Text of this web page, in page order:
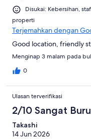
Disukai: Kebersihan,
properti
Terjemahkan dengan
Good location, friendly
Menginap 3 malam pada
0
Ulasan terverifikasi
2/10 Sangat
Takashi
14 Jun 2026